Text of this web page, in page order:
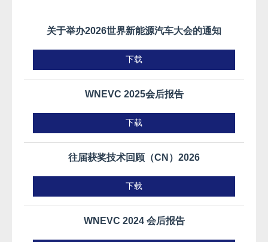
关于举办2026世界新能源汽车大会的通知
下载
WNEVC 2025会后报告
下载
往届获奖技术回顾（CN）2026
下载
WNEVC 2024 会后报告